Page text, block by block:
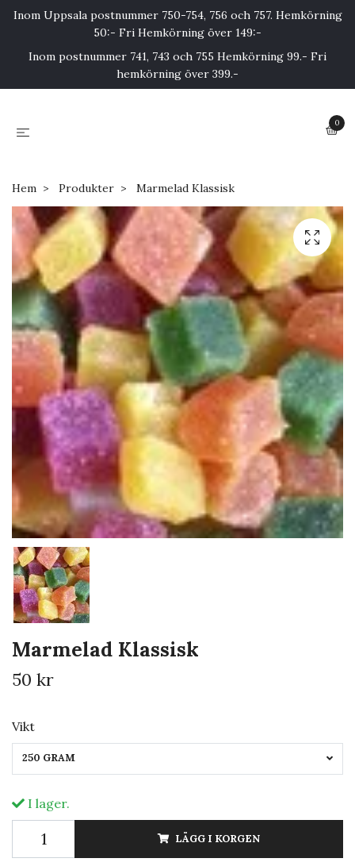
Inom Uppsala postnummer 750-754, 756 och 757. Hemkörning
50:- Fri Hemkörning över 149:-
Inom postnummer 741, 743 och 755 Hemkörning 99.- Fri
hemkörning över 399.-
0
Hem Produkter Marmelad Klassisk
Marmelad Klassisk
50 kr
Vikt
250 GRAM
I lager.
LÄGG I KORGEN